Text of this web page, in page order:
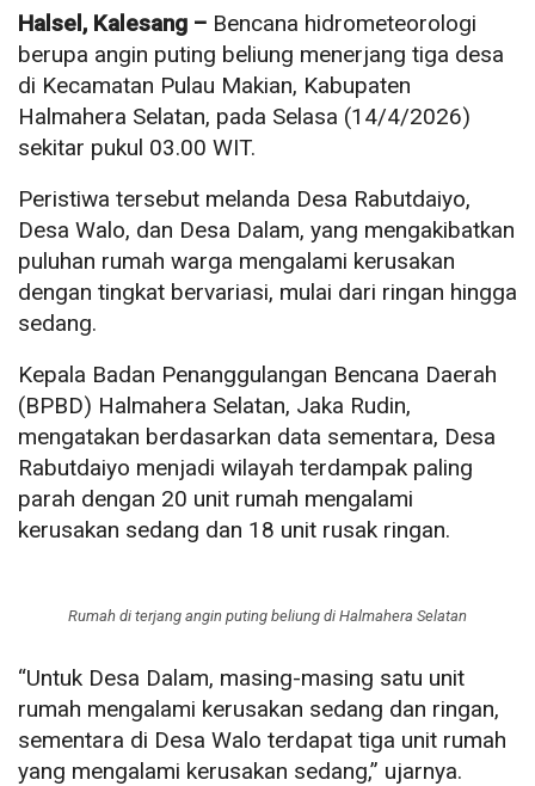
Halsel, Kalesang – Bencana hidrometeorologi
berupa angin puting beliung menerjang tiga desa
di Kecamatan Pulau Makian, Kabupaten
Halmahera Selatan, pada Selasa (14/4/2026)
sekitar pukul 03.00 WIT.
Peristiwa tersebut melanda Desa Rabutdaiyo,
Desa Walo, dan Desa Dalam, yang mengakibatkan
puluhan rumah warga mengalami kerusakan
dengan tingkat bervariasi, mulai dari ringan hingga
sedang.
Kepala Badan Penanggulangan Bencana Daerah
(BPBD) Halmahera Selatan, Jaka Rudin,
mengatakan berdasarkan data sementara, Desa
Rabutdaiyo menjadi wilayah terdampak paling
parah dengan 20 unit rumah mengalami
kerusakan sedang dan 18 unit rusak ringan.
Rumah di terjang angin puting beliung di Halmahera Selatan
“Untuk Desa Dalam, masing-masing satu unit
rumah mengalami kerusakan sedang dan ringan,
sementara di Desa Walo terdapat tiga unit rumah
yang mengalami kerusakan sedang,” ujarnya.